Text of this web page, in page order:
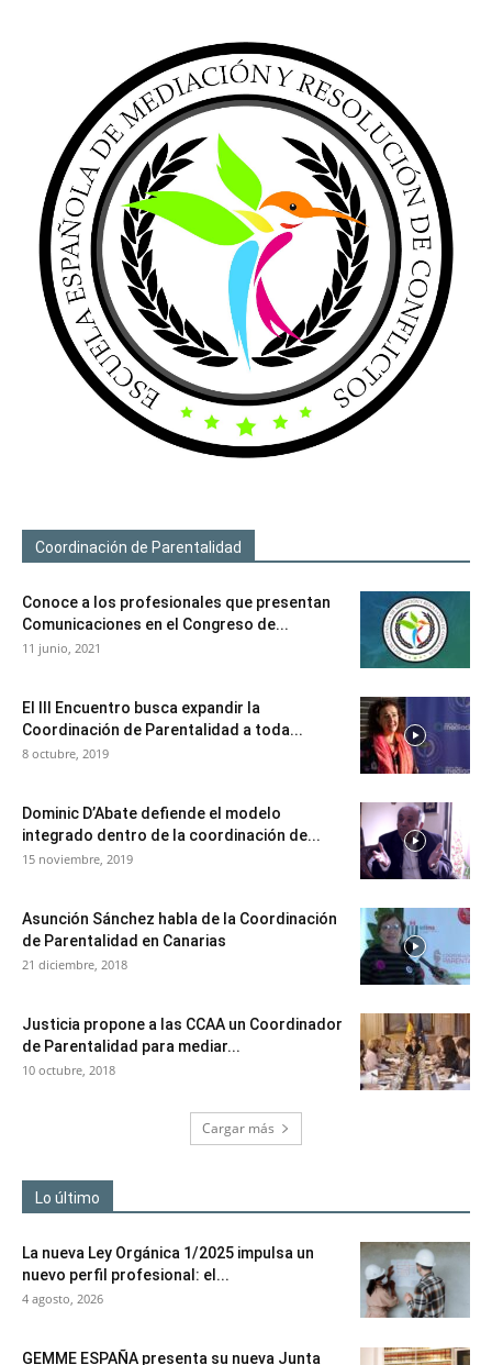
Coordinación de Parentalidad
Conoce a los profesionales que presentan
Comunicaciones en el Congreso de...
11 junio, 2021
El III Encuentro busca expandir la
Coordinación de Parentalidad a toda...
8 octubre, 2019
Dominic D’Abate defiende el modelo
integrado dentro de la coordinación de...
15 noviembre, 2019
Asunción Sánchez habla de la Coordinación
de Parentalidad en Canarias
21 diciembre, 2018
Justicia propone a las CCAA un Coordinador
de Parentalidad para mediar...
10 octubre, 2018
Cargar más
Lo último
La nueva Ley Orgánica 1/2025 impulsa un
nuevo perfil profesional: el...
4 agosto, 2026
GEMME ESPAÑA presenta su nueva Junta